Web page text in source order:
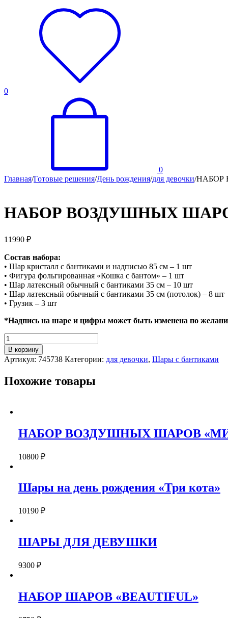
0
0
Главная/Готовые решения/День рождения/для девочки/НАБОР
НАБОР ВОЗДУШНЫХ
11990 ₽
Состав набора:
• Шар кристалл с бантиками и надписью 85 см – 1 шт
• Фигура фольгированная «Кошка с бантом» – 1 шт
• Шар латексный обычный с бантиками 35 см – 10 шт
• Шар латексный обычный с бантиками 35 см (потолок) – 8 шт
• Грузик – 3 шт
*Надпись на шаре и цифры может быть изменена по
Количество
НАБОР
ВОЗДУШНЫХ
ШАРОВ
В корзину
Артикул: 745738 Категории: для девочки, Шары с бантиками
Похожие товары
НАБОР ВОЗДУШНЫХ ШАРОВ
10800 ₽
Шары на день рождения «Три кота»
10190 ₽
ШАРЫ ДЛЯ ДЕВУШКИ
9300 ₽
НАБОР ШАРОВ «BEAUTIFUL»